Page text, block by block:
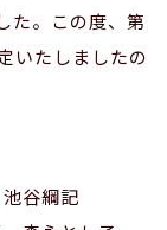
た。この度、第
いたしましたの
谷綱記